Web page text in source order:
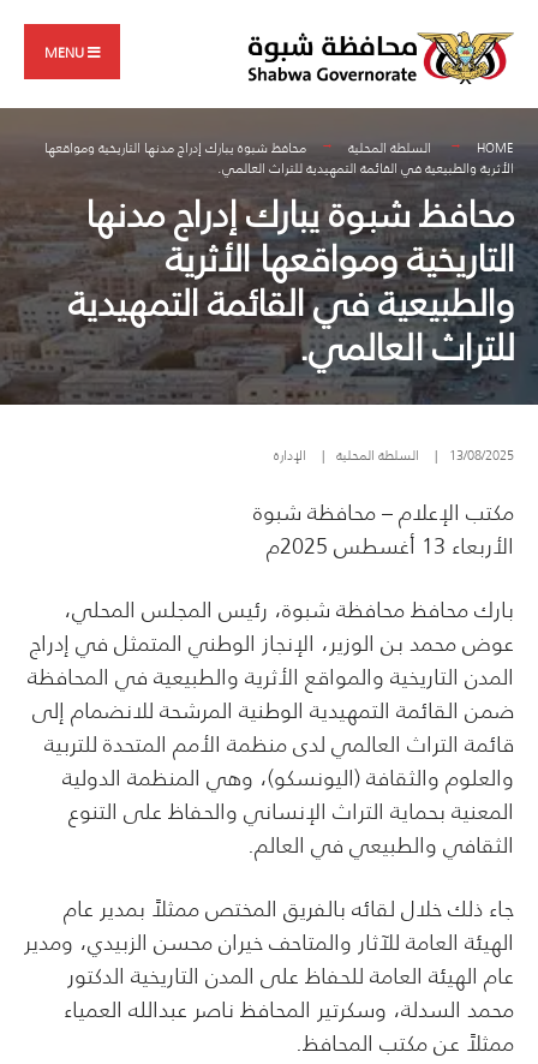
content
MENU
HOME السلطة المحلية
محافظ شبوة يبارك إدراج مدنها التاريخية ومواقعها
الأثرية والطبيعية في القائمة التمهيدية للتراث العالمي.
محافظ شبوة يبارك إدراج مدنها
التاريخية ومواقعها الأثرية
والطبيعية في القائمة التمهيدية
للتراث العالمي.
13/08/2025
| السلطة المحلية | الإدارة
مكتب الإعلام – محافظة شبوة
الأربعاء 13 أغسطس 2025م
بارك محافظ محافظة شبوة، رئيس المجلس المحلي،
عوض محمد بن الوزير، الإنجاز الوطني المتمثل في إدراج
المدن التاريخية والمواقع الأثرية والطبيعية في المحافظة
ضمن القائمة التمهيدية الوطنية المرشحة للانضمام إلى
قائمة التراث العالمي لدى منظمة الأمم المتحدة للتربية
والعلوم والثقافة (اليونسكو)، وهي المنظمة الدولية
المعنية بحماية التراث الإنساني والحفاظ على التنوع
الثقافي والطبيعي في العالم.
جاء ذلك خلال لقائه بالفريق المختص ممثلاً بمدير عام
الهيئة العامة للآثار والمتاحف خيران محسن الزبيدي، ومدير
عام الهيئة العامة للحفاظ على المدن التاريخية الدكتور
محمد السدلة، وسكرتير المحافظ ناصر عبدالله العمياء
ممثلاً عن مكتب المحافظ.
for: